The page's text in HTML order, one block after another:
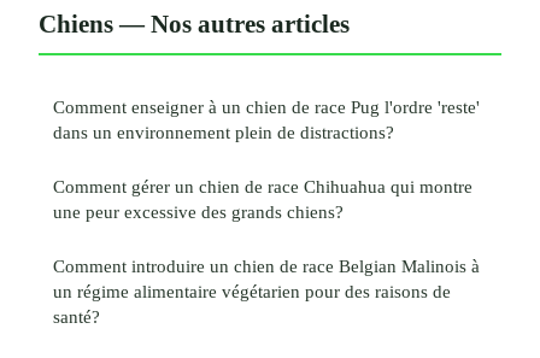
Chiens — Nos autres articles
Comment enseigner à un chien de race Pug l'ordre 'reste'
dans un environnement plein de distractions?
Comment gérer un chien de race Chihuahua qui montre
une peur excessive des grands chiens?
Comment introduire un chien de race Belgian Malinois à
un régime alimentaire végétarien pour des raisons de
santé?